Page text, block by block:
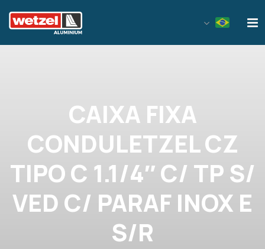
CAIXA FIXA
CONDULETZEL CZ
TIPO C 1.1/4″ C/ TP S/
VED C/ PARAF INOX E
S/R